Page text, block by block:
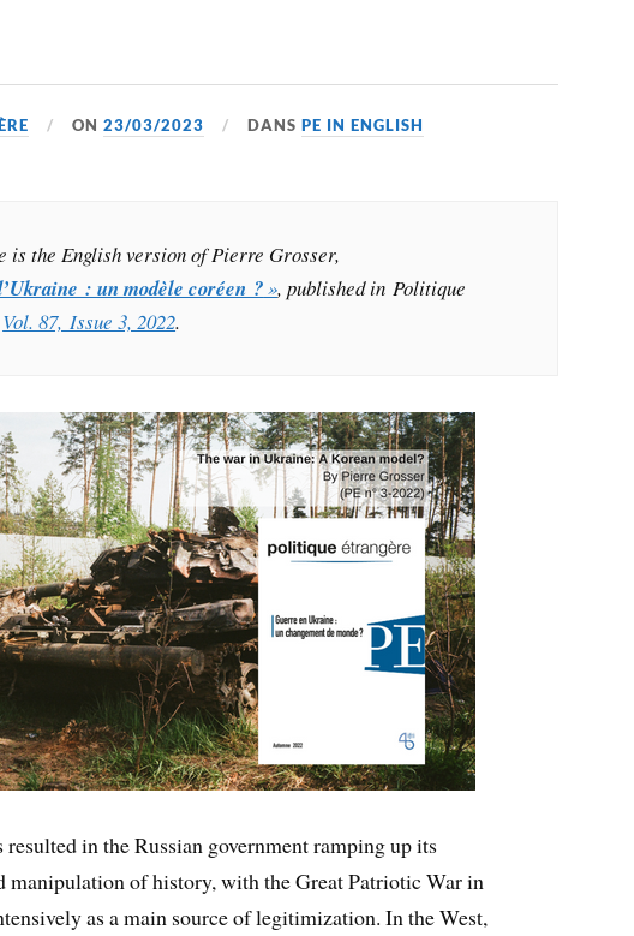
ON23/03/2023 DANSPE IN ENGLISH
is the English version of Pierre Grosser,
: un modèle coréen ?», published in Politique
Vol. 87, Issue 3, 2022.
in the Russian government ramping up its
manipulation of history, with the Great Patriotic War in
as a main source of legitimization. In the West,